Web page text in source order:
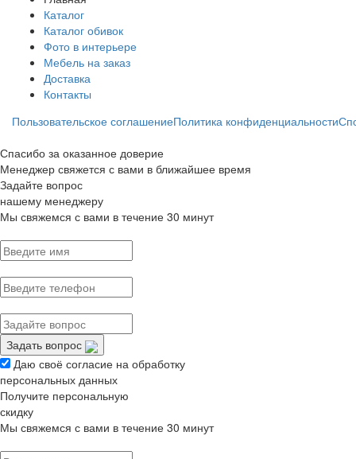
Каталог
Каталог обивок
Фото в интерьере
Мебель на заказ
Доставка
Контакты
Пользовательское соглашениеПолитика конфиденциальности
Спасибо за оказанное доверие
Менеджер свяжется с вами в ближайшее время
Задайте вопрос
нашему менеджеру
Мы свяжемся с вами в течение 30 минут
Задать вопрос
Даю своё согласие на обработку
персональных данных
Получите персональную
скидку
Мы свяжемся с вами в течение 30 минут